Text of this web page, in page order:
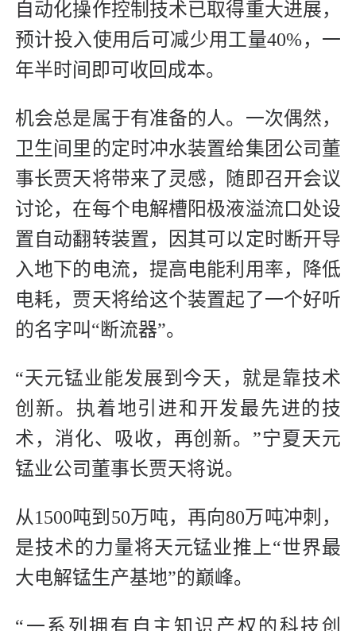
自动化操作控制技术已取得重大进展，
预计投入使用后可减少用工量40%，一
年半时间即可收回成本。
机会总是属于有准备的人。一次偶然，
卫生间里的定时冲水装置给集团公司董
事长贾天将带来了灵感，随即召开会议
讨论，在每个电解槽阳极液溢流口处设
置自动翻转装置，因其可以定时断开导
入地下的电流，提高电能利用率，降低
电耗，贾天将给这个装置起了一个好听
的名字叫“断流器”。
“天元锰业能发展到今天，就是靠技术
创新。执着地引进和开发最先进的技
术，消化、吸收，再创新。”宁夏天元
锰业公司董事长贾天将说。
从1500吨到50万吨，再向80万吨冲刺，
是技术的力量将天元锰业推上“世界最
大电解锰生产基地”的巅峰。
“一系列拥有自主知识产权的科技创